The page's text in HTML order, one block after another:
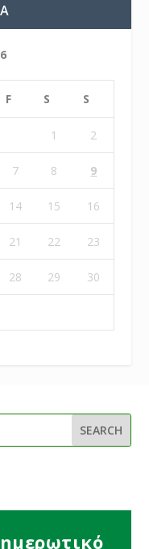
F S S
1 2
7 8 9
14 15 16
21 22 23
28 29 30